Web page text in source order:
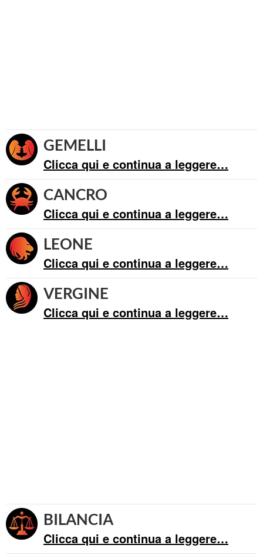
GEMELLI
Clicca qui e continua a leggere…
CANCRO
Clicca qui e continua a leggere…
LEONE
Clicca qui e continua a leggere…
VERGINE
Clicca qui e continua a leggere…
BILANCIA
Clicca qui e continua a leggere…